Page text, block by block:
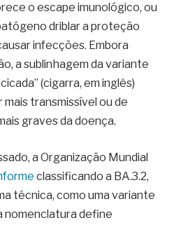
o escape imunológico, ou
driblar a proteção
infecções. Embora
a sublinhagem da variante
(cigarra, em inglês)
mais transmissível ou de
graves da doença.
a Organização Mundial
classificando a BA.3.2,
técnica, como uma variante
nomenclatura define